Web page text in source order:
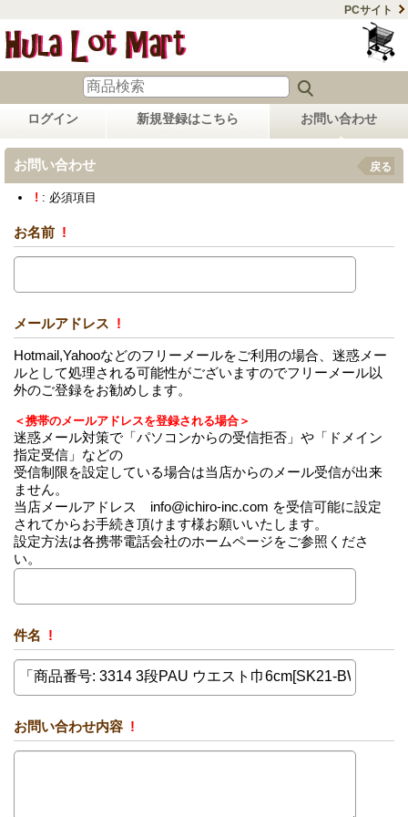
PCサイト
ログイン 新規登録はこちら お問い合わせ
お問い合わせ 戻る
! : 必須項目
お名前 !
メールアドレス !
Hotmail,Yahooなどのフリーメールをご利用の場合、迷惑メー
ルとして処理される可能性がございますのでフリーメール以
外のご登録をお勧めします。
＜携帯のメールアドレスを登録される場合＞
迷惑メール対策で「パソコンからの受信拒否」や「ドメイン
指定受信」などの
受信制限を設定している場合は当店からのメール受信が出来
ません。
当店メールアドレス info@ichiro-inc.com を受信可能に設定
されてからお手続き頂けます様お願いいたします。
設定方法は各携帯電話会社のホームページをご参照くださ
い。
件名 !
お問い合わせ内容 !